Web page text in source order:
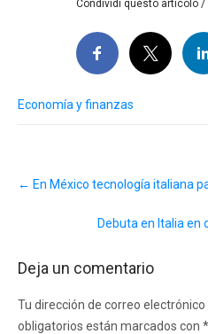
Condividi questo articolo
Economía y finanzas
navigation
← En México tecnología italiana
Debuta en Italia en
Deja un comentario
Tu dirección de correo electrónico
obligatorios están marcados con *